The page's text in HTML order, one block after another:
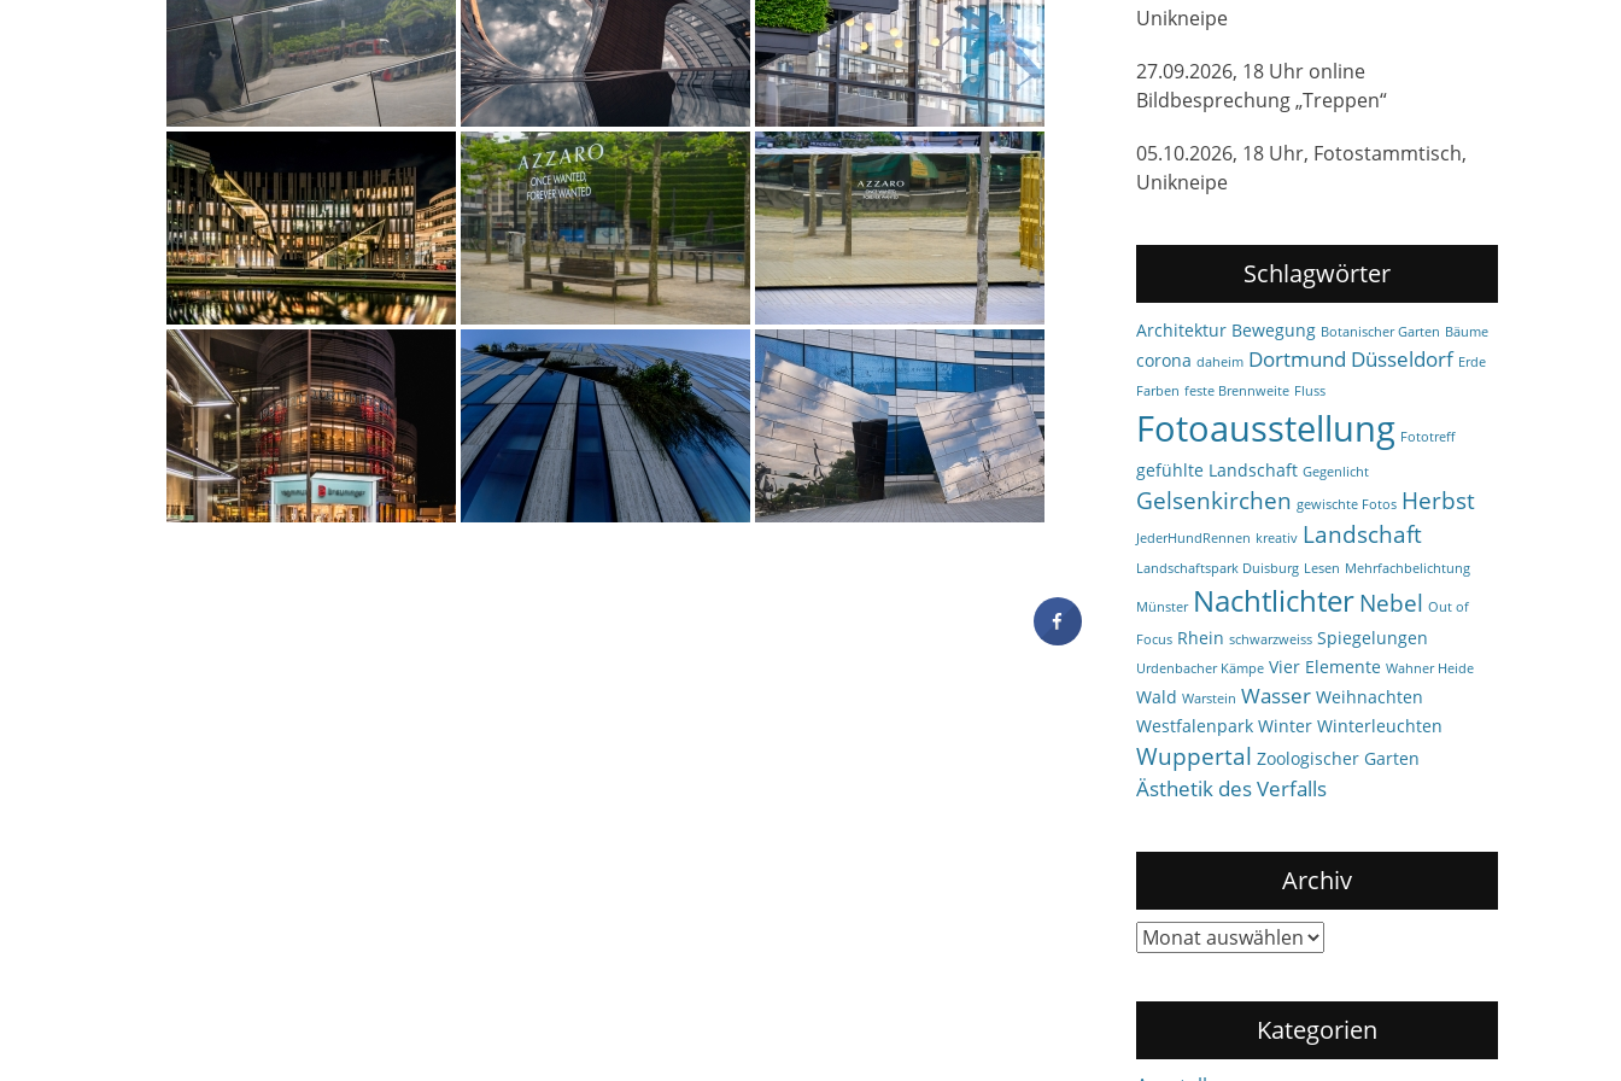
Unikneipe
27.09.2026, 18 Uhr online
Bildbesprechung „Treppen“
05.10.2026, 18 Uhr, Fotostammtisch,
Unikneipe
Schlagwörter
Architektur Bewegung Botanischer Garten Bäume
corona daheim Dortmund Düsseldorf Erde
Farben feste Brennweite Fluss
Fotoausstellung Fototreff
gefühlte Landschaft Gegenlicht
Gelsenkirchen gewischte Fotos Herbst
JederHundRennen kreativ Landschaft
Landschaftspark Duisburg Lesen Mehrfachbelichtung
Münster NachtlichterNebel Out of
Focus Rhein schwarzweiss Spiegelungen
Urdenbacher Kämpe Vier Elemente Wahner Heide
Wald Warstein Wasser Weihnachten
Westfalenpark Winter Winterleuchten
Wuppertal Zoologischer Garten
Ästhetik des Verfalls
Archiv
Archiv
Kategorien